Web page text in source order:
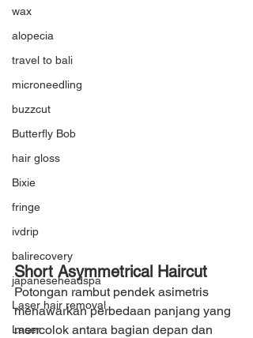
wax
alopecia
travel to bali
microneedling
buzzcut
Butterfly Bob
hair gloss
Bixie
fringe
ivdrip
balirecovery
japaneseheadspa
Laser hair removal
Laser
Short Asymmetrical Haircut
Potongan rambut pendek asimetris
menawarkan perbedaan panjang yang
mencolok antara bagian depan dan